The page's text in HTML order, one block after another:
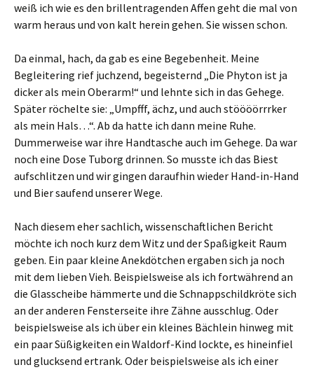
weiß ich wie es den brillentragenden Affen geht die mal von
warm heraus und von kalt herein gehen. Sie wissen schon.
Da einmal, hach, da gab es eine Begebenheit. Meine
Begleitering rief juchzend, begeisternd „Die Phyton ist ja
dicker als mein Oberarm!“ und lehnte sich in das Gehege.
Später röchelte sie: „Umpfff, ächz, und auch stöööörrrker
als mein Hals…“. Ab da hatte ich dann meine Ruhe.
Dummerweise war ihre Handtasche auch im Gehege. Da war
noch eine Dose Tuborg drinnen. So musste ich das Biest
aufschlitzen und wir gingen daraufhin wieder Hand-in-Hand
und Bier saufend unserer Wege.
Nach diesem eher sachlich, wissenschaftlichen Bericht
möchte ich noch kurz dem Witz und der Spaßigkeit Raum
geben. Ein paar kleine Anekdötchen ergaben sich ja noch
mit dem lieben Vieh. Beispielsweise als ich fortwährend an
die Glasscheibe hämmerte und die Schnappschildkröte sich
an der anderen Fensterseite ihre Zähne ausschlug. Oder
beispielsweise als ich über ein kleines Bächlein hinweg mit
ein paar Süßigkeiten ein Waldorf-Kind lockte, es hineinfiel
und glucksend ertrank. Oder beispielsweise als ich einer